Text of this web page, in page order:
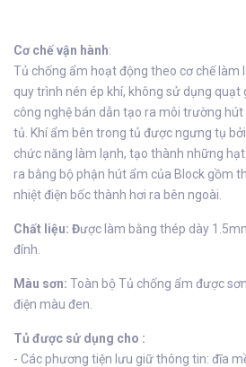
Cơ chế vận hành:
Tủ chống ẩm hoạt động theo cơ chế làm
quy trình nén ép khí, không sử dụng quạt
công nghệ bán dẫn tạo ra môi trường
tủ. Khí ẩm bên trong tủ được ngưng tụ
chức năng làm lạnh, tạo thành những
ra bằng bộ phận hút ẩm của Block gồm
nhiệt điện bốc thành hơi ra bên ngoài.
Chất liệu: Được làm bằng thép dày
đính.
Màu sơn: Toàn bộ Tủ chống ẩm được
điện màu đen.
Tủ được sử dụng cho :
- Các phương tiện lưu giữ thông tin: đĩa